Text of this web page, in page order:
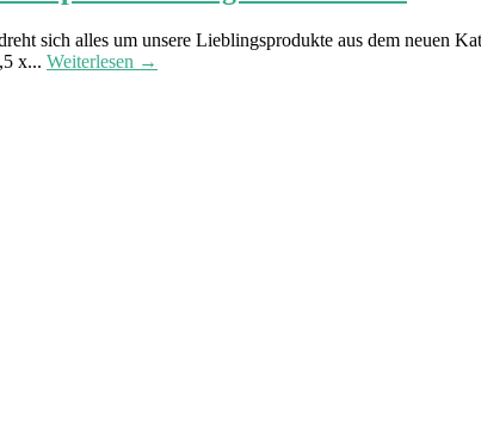
sich alles um unsere Lieblingsprodukte aus dem neuen
x... Weiterlesen →